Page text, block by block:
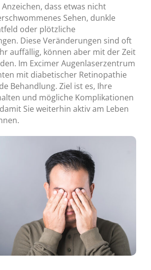
dass etwas nicht
Sehen, dunkle
oder plötzliche
Diese Veränderungen sind oft
auffällig, können aber mit der Zeit
Im Excimer Augenlaserzentrum
mit diabetischer Retinopathie
Behandlung. Ziel ist es, Ihre
und mögliche Komplikationen
Sie weiterhin aktiv am Leben